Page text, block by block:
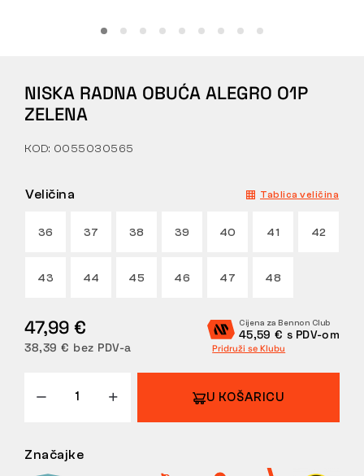
O NAMA
POVRATI
NISKA RADNA OBUĆA ALEGRO O1P
ZELENA
KOD: 0055030565
Veličina Tablica veličina
36 37 38 39 40 41 42
43 44 45 46 47 48
47,99 €
38,39 € bez PDV-a
Cijena za Bennon Club
45,59 € s PDV-om
Pridruži se Klubu
U KOŠARICU
Značajke